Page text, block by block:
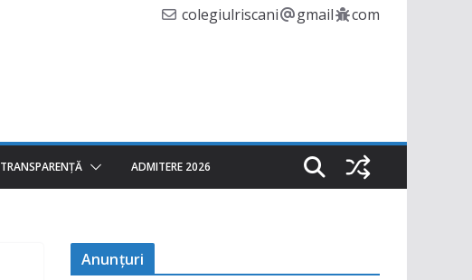
colegiulriscani
gmail com
TRANSPARENȚĂ ADMITERE 2026
Anunţuri